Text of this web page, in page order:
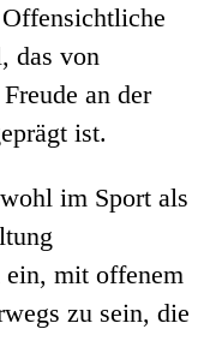
das von
an der
ist.
im Sport als
ein, mit offenem
zu sein, die